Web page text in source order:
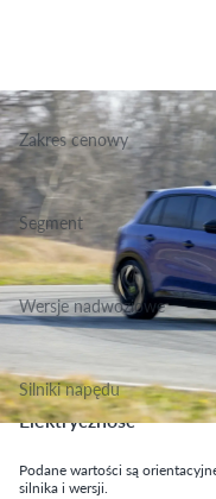
Zakres cenowy
198 400 zł
Segment
Grupa Terenowo
Wersje nadwoziowe
SUV
Silniki napędu
Elektryczność
Podane wartości są
silnika i wersji.